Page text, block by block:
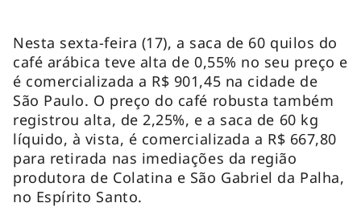
Nesta sexta-feira (17), a saca de 60 quilos do
café arábica teve alta de 0,55% no seu preço e
é comercializada a R$ 901,45 na cidade de
São Paulo. O preço do café robusta também
registrou alta, de 2,25%, e a saca de 60 kg
líquido, à vista, é comercializada a R$ 667,80
para retirada nas imediações da região
produtora de Colatina e São Gabriel da Palha,
no Espírito Santo.